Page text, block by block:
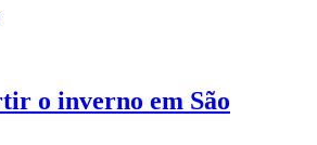
o inverno em São